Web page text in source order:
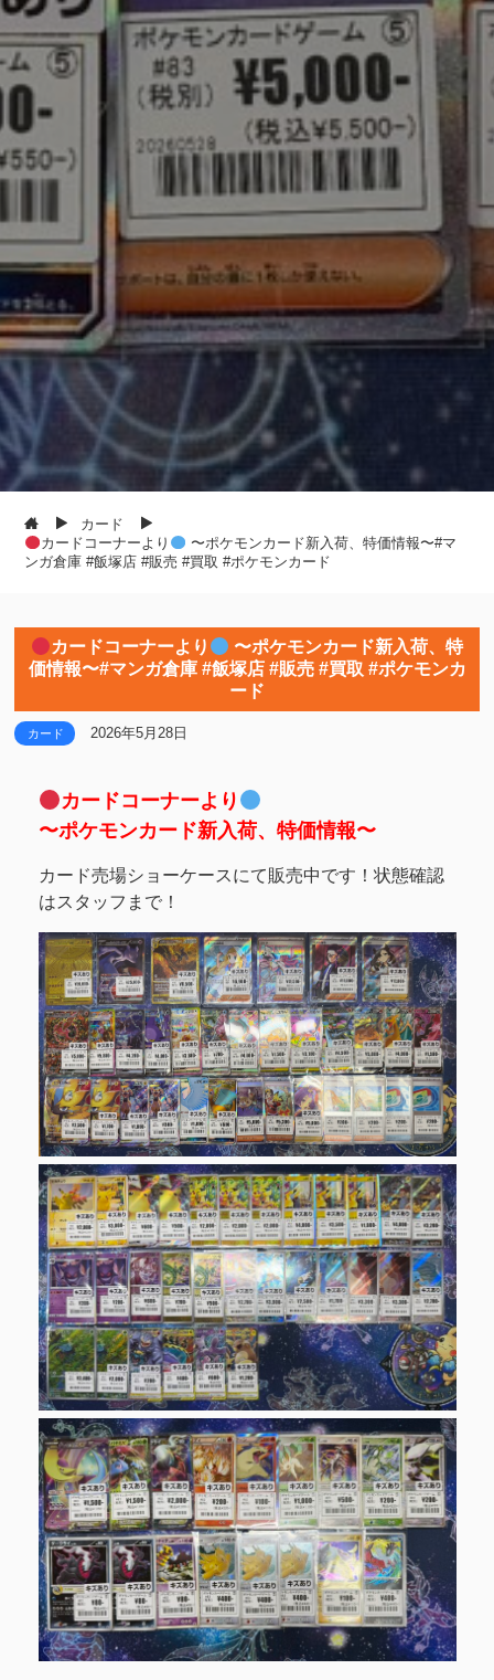
カード
カードコーナーより
〜ポケモンカード新入荷、特価情報〜#マ
ンガ倉庫 #飯塚店 #販売 #買取 #ポケモンカード
カードコーナーより
〜ポケモンカード新入荷、特
価情報〜#マンガ倉庫 #飯塚店 #販売 #買取 #ポケモンカ
ード
カード 2026年5月28日
カードコーナーより
〜ポケモンカード新入荷、特価情報〜
カード売場ショーケースにて販売中です！状態確認
はスタッフまで！